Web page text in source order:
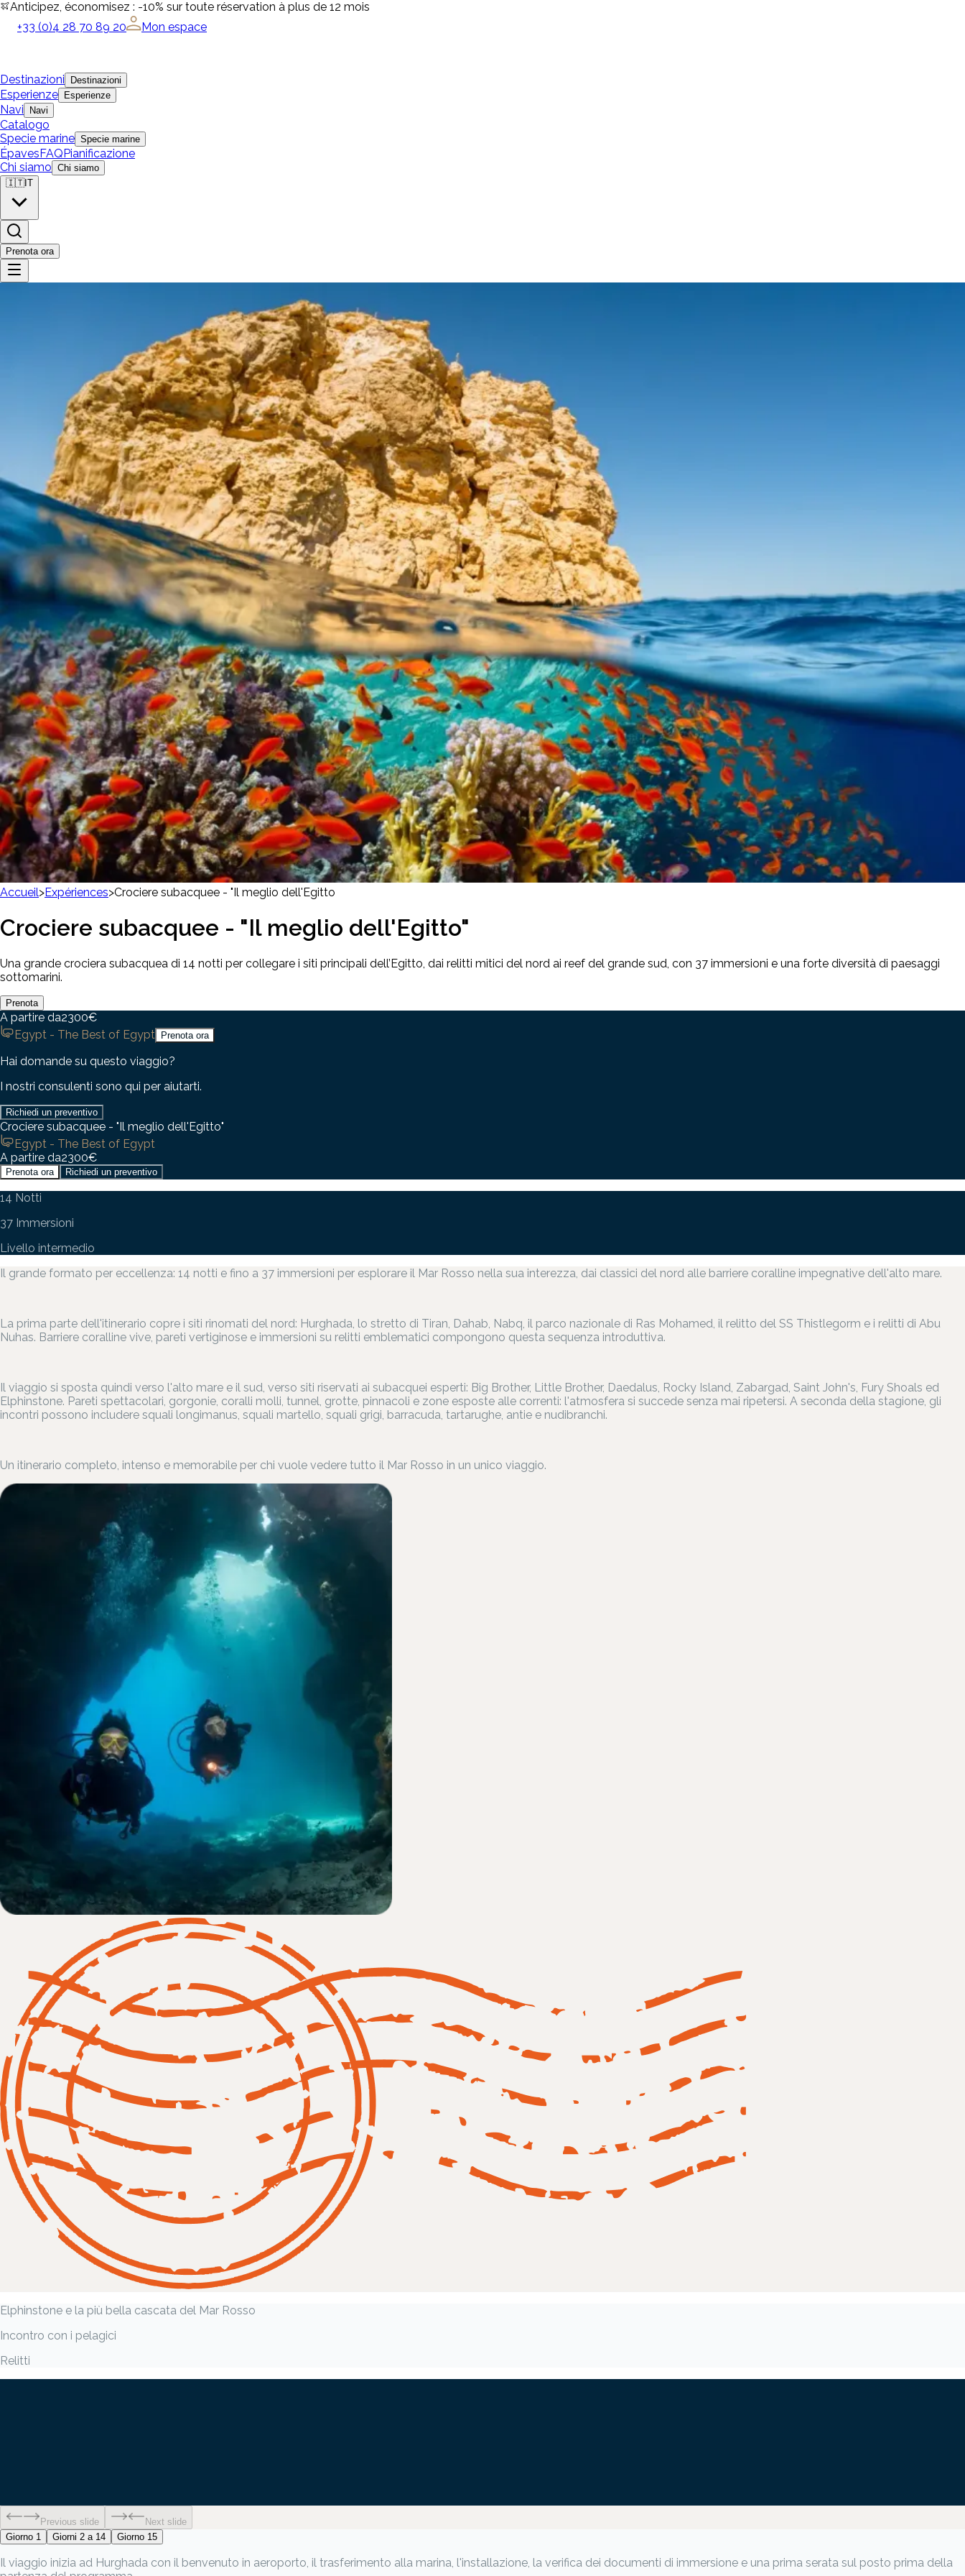
Anticipez, économisez : -10% sur toute réservation à plus de 12 mois
+33 (0)4 28 70 89 20
Mon espace
Destinazioni Destinazioni
Esperienze Esperienze
Navi Navi
Catalogo
Specie marine Specie marine
ÉpavesFAQPianificazione
Chi siamo Chi siamo
🇮🇹IT
Prenota ora
Accueil>Expériences>Crociere subacquee - "Il meglio dell'Egitto
Crociere subacquee - "Il meglio dell'Egitto"
Una grande crociera subacquea di 14 notti per collegare i siti principali dell’Egitto, dai relitti mitici del nord ai reef del grande sud, con 37 immersioni e una forte diversità di paesaggi
sottomarini.
Prenota
A partire da2300€
Egypt - The Best of Egypt
Prenota ora
Hai domande su questo viaggio?
I nostri consulenti sono qui per aiutarti.
Richiedi un preventivo
Crociere subacquee - "Il meglio dell'Egitto"
Egypt - The Best of Egypt
A partire da2300€
Prenota ora Richiedi un preventivo
14 Notti
37 Immersioni
Livello intermedio
Il grande formato per eccellenza: 14 notti e fino a 37 immersioni per esplorare il Mar Rosso nella sua interezza, dai classici del nord alle barriere coralline impegnative dell'alto mare.
La prima parte dell'itinerario copre i siti rinomati del nord: Hurghada, lo stretto di Tiran, Dahab, Nabq, il parco nazionale di Ras Mohamed, il relitto del SS Thistlegorm e i relitti di Abu
Nuhas. Barriere coralline vive, pareti vertiginose e immersioni su relitti emblematici compongono questa sequenza introduttiva.
Il viaggio si sposta quindi verso l'alto mare e il sud, verso siti riservati ai subacquei esperti: Big Brother, Little Brother, Daedalus, Rocky Island, Zabargad, Saint John's, Fury Shoals ed
Elphinstone. Pareti spettacolari, gorgonie, coralli molli, tunnel, grotte, pinnacoli e zone esposte alle correnti: l'atmosfera si succede senza mai ripetersi. A seconda della stagione, gli
incontri possono includere squali longimanus, squali martello, squali grigi, barracuda, tartarughe, antie e nudibranchi.
Un itinerario completo, intenso e memorabile per chi vuole vedere tutto il Mar Rosso in un unico viaggio.
Elphinstone e la più bella cascata del Mar Rosso
Incontro con i pelagici
Relitti
Previous slide
Next slide
Giorno 1
Giorni 2 a 14 Giorno 15
Il viaggio inizia ad Hurghada con il benvenuto in aeroporto, il trasferimento alla marina, l'installazione, la verifica dei documenti di immersione e una prima serata sul posto prima della